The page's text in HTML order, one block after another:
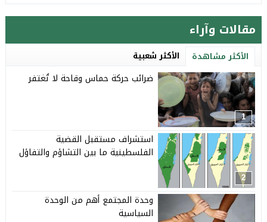
مقالات وآراء
الأكثر مشاهدة الأكثر شعبية
1
ضرائب حركة حماس وقاحة لا تُغتفر
2
استشراف مستقبل القضية
الفلسطينية ما بين التشاؤم والتفاؤل
وحدة المجتمع أهم من الوحدة
السياسية